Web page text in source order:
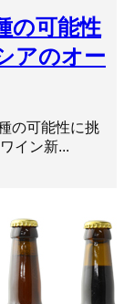
の可能性
アのオー
の可能性に挑
イン新...